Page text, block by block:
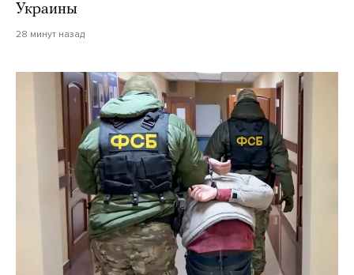
Украины
28 минут назад